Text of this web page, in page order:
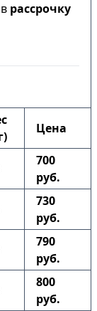
рассрочку
Цена
700
руб.
730
руб.
790
руб.
800
руб.